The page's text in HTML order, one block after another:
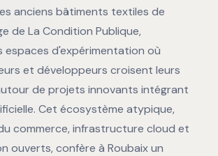
anciens bâtiments textiles de
de La Condition Publique,
d'expérimentation où
et développeurs croisent leurs
de projets innovants intégrant
Cet écosystème atypique,
commerce, infrastructure cloud et
ouverts, confère à Roubaix un